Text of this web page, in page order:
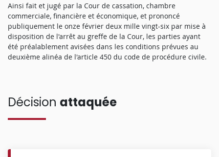
Ainsi fait et jugé par la Cour de cassation, chambre
commerciale, financière et économique, et prononcé
publiquement le onze février deux mille vingt-six par mise à
disposition de l'arrêt au greffe de la Cour, les parties ayant
été préalablement avisées dans les conditions prévues au
deuxième alinéa de l'article 450 du code de procédure civile.
Décision attaquée